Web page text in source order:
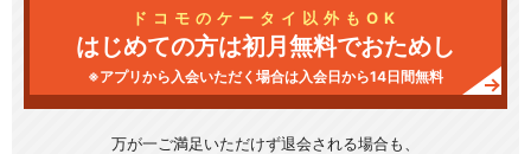
ドコモのケータイ以外もOK
はじめての方は初月無料でおためし
※アプリから入会いただく場合は入会日から14日間無料
万が一ご満足いただけず退会される場合も、